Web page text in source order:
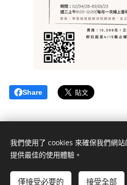
Share
Cookies
我們使用了 cookies 來確保我們網
提供最佳的使用體驗。
僅接受必要的 接受全部